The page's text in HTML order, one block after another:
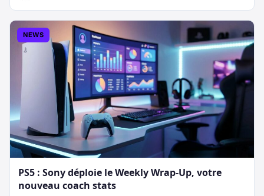
NEWS
PS5 : Sony déploie le Weekly Wrap-Up, votre
nouveau coach stats